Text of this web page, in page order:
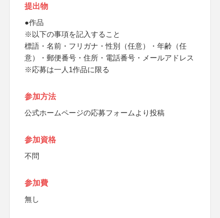
提出物
●作品
※以下の事項を記入すること
標語・名前・フリガナ・性別（任意）・年齢（任
意）・郵便番号・住所・電話番号・メールアドレス
※応募は一人1作品に限る
参加方法
公式ホームページの応募フォームより投稿
参加資格
不問
参加費
無し